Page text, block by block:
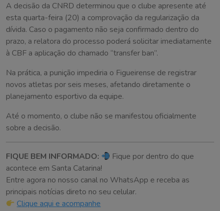
A decisão da CNRD determinou que o clube apresente até
esta quarta-feira (20) a comprovação da regularização da
dívida. Caso o pagamento não seja confirmado dentro do
prazo, a relatora do processo poderá solicitar imediatamente
à CBF a aplicação do chamado “transfer ban”.
Na prática, a punição impediria o Figueirense de registrar
novos atletas por seis meses, afetando diretamente o
planejamento esportivo da equipe.
Até o momento, o clube não se manifestou oficialmente
sobre a decisão.
FIQUE BEM INFORMADO:
Fique por dentro do que
acontece em Santa Catarina!
Entre agora no nosso canal no WhatsApp e receba as
principais notícias direto no seu celular.
Clique aqui e acompanhe